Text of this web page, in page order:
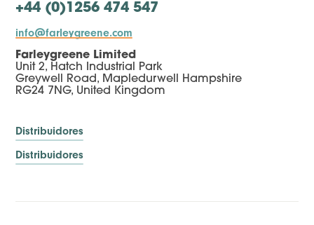
+44 (0)1256 474 547
info@farleygreene.com
Farleygreene Limited
Unit 2, Hatch Industrial Park
Greywell Road, Mapledurwell Hampshire
RG24 7NG, United Kingdom
Distribuidores
Distribuidores